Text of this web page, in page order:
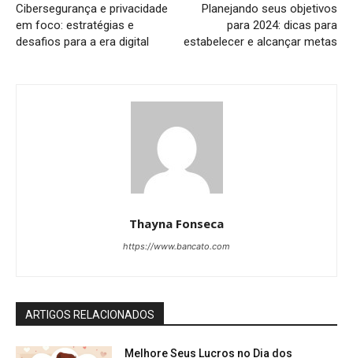
Cibersegurança e privacidade
em foco: estratégias e
desafios para a era digital
Planejando seus objetivos
para 2024: dicas para
estabelecer e alcançar metas
Thayna Fonseca
https://www.bancato.com
ARTIGOS RELACIONADOS
Melhore Seus Lucros no Dia dos